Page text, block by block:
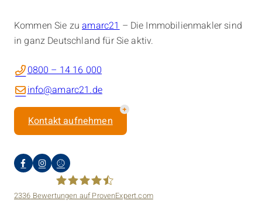
Kommen Sie zuamarc21– Die Immobilienmakler sind
in ganz Deutschland für Sie aktiv.
0800 – 14 16 000
info@amarc21.de
Kontakt aufnehmen
2336 Bewertungen auf ProvenExpert.com